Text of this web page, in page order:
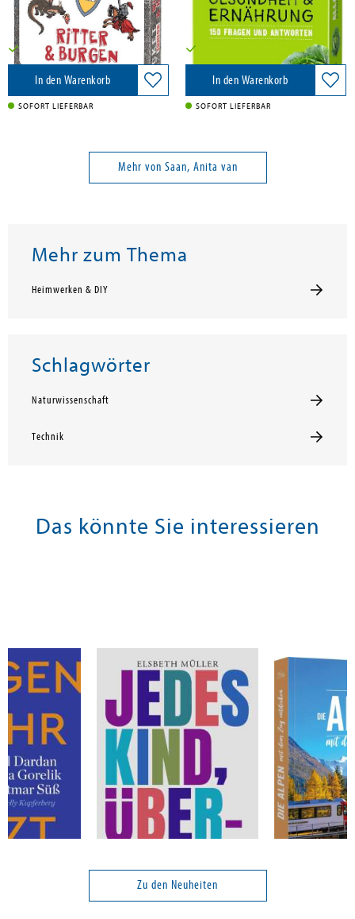
5,95 €
Versandkostenfrei in DE
In den Warenkorb
SOFORT LIEFERBAR
9,95 €
Versandkostenfrei in DE
In den Warenkorb
SOFORT LIEFERBAR
Mehr von Saan, Anita van
Mehr zum Thema
Heimwerken & DIY
Schlagwörter
Naturwissenschaft
Technik
Das könnte Sie interessieren
Jedes Kind, überall
Zu den Neuheiten